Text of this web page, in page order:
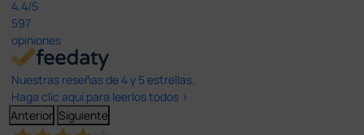
4,4/5
597
opiniones
Nuestras reseñas de 4 y 5 estrellas.
Haga clic aquí para leerlos todos >
Anterior Siguiente